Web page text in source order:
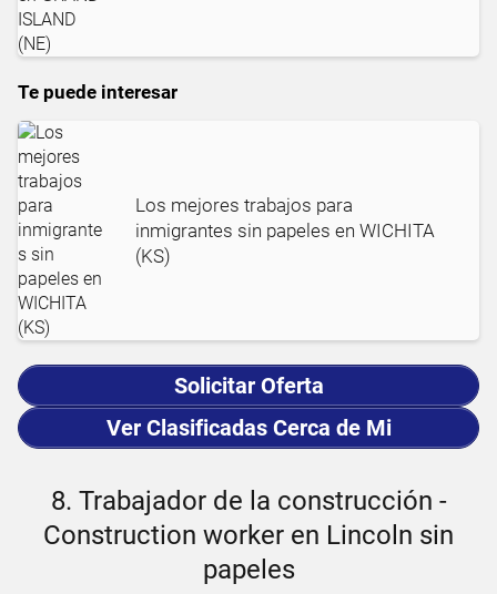
Te puede interesar
Los mejores trabajos para
inmigrantes sin papeles en WICHITA
(KS)
Solicitar Oferta
Ver Clasificadas Cerca de Mi
8. Trabajador de la construcción -
Construction worker en Lincoln sin
papeles